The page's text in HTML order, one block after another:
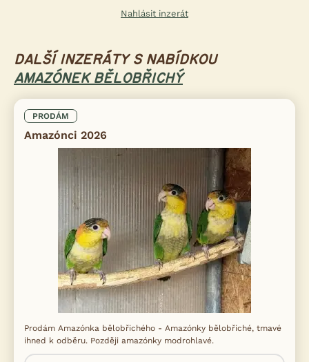
Nahlásit inzerát
DALŠÍ INZERÁTY S NABÍDKOU
AMAZÓNEK BĚLOBŘICHÝ
PRODÁM
Amazónci 2026
Prodám Amazónka bělobřichého - Amazónky bělobřiché, tmavé
ihned k odběru. Později amazónky modrohlavé.